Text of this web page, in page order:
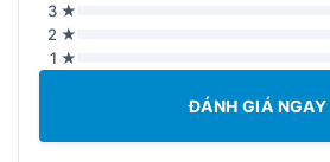
3 ★
2 ★
1 ★
ĐÁNH GIÁ NGAY